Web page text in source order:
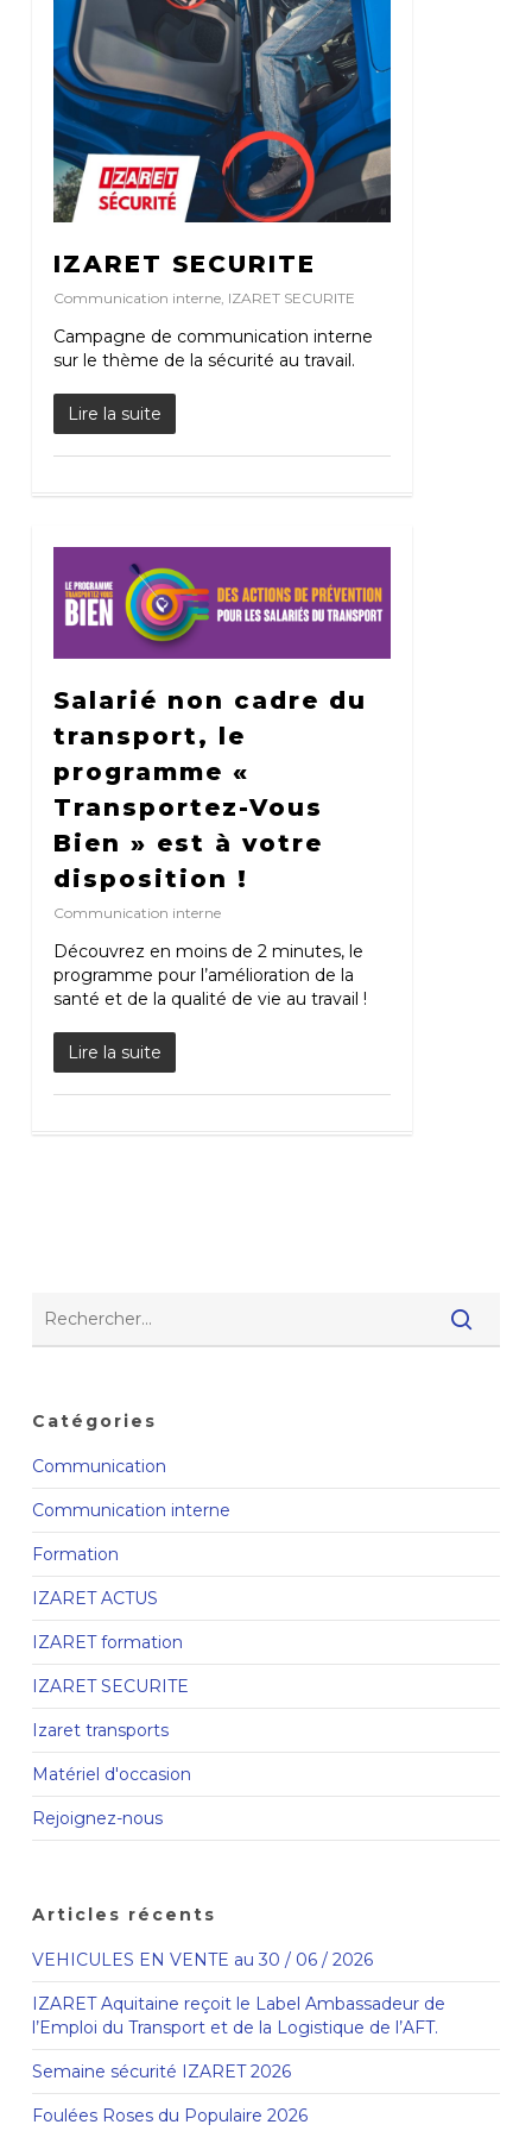
IZARET SECURITE
Communication interne, IZARET SECURITE
Campagne de communication interne
sur le thème de la sécurité au travail.
Lire la suite
Salarié non cadre du
transport, le
programme «
Transportez-Vous
Bien » est à votre
disposition !
Communication interne
Découvrez en moins de 2 minutes, le
programme pour l’amélioration de la
santé et de la qualité de vie au travail !
Lire la suite
Catégories
Communication
Communication interne
Formation
IZARET ACTUS
IZARET formation
IZARET SECURITE
Izaret transports
Matériel d'occasion
Rejoignez-nous
Articles récents
VEHICULES EN VENTE au 30 / 06 / 2026
IZARET Aquitaine reçoit le Label Ambassadeur de
l’Emploi du Transport et de la Logistique de l’AFT.
Semaine sécurité IZARET 2026
Foulées Roses du Populaire 2026